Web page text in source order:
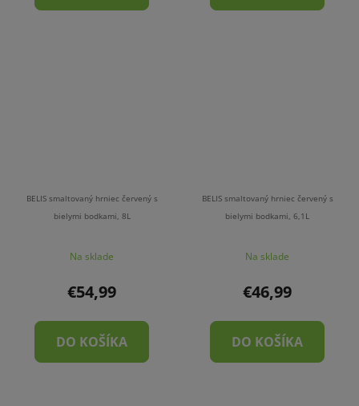
BELIS smaltovaný hrniec červený s
bielymi bodkami, 8L
Na sklade
€54,99
DO KOŠÍKA
BELIS smaltovaný hrniec červený s
bielymi bodkami, 6,1L
Na sklade
€46,99
DO KOŠÍKA